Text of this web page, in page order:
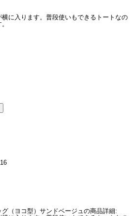
に入ります。普段使いもできるトートなの
（ヨコ型）サンドベージュの商品詳細: